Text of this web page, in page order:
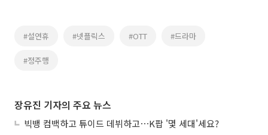
#설연휴 #넷플릭스 #OTT #드라마
#정주행
장유진 기자의 주요 뉴스
빅뱅 컴백하고 튜이드 데뷔하고⋯K팝 '몇 세대'세요?